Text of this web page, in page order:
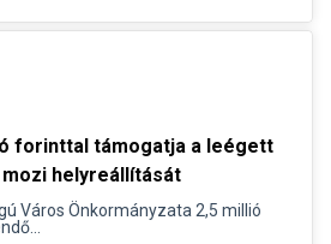
forinttal támogatja a leégett
helyreállítását
Város Önkormányzata 2,5 millió